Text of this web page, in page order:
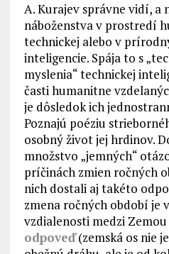
A. Kurajev správne vidí, a
náboženstva v prostredí
technickej alebo v
inteligencie. Spája to s
myslenia“ technickej
časti humanitne
je dôsledok ich
Poznajú poéziu
osobný život jej hrdinov.
množstvo „jemných“
príčinách zmien ročných
nich dostali aj takéto
zmena ročných období je
vzdialenosti medzi Zemou
odpoveď(zemská os nie